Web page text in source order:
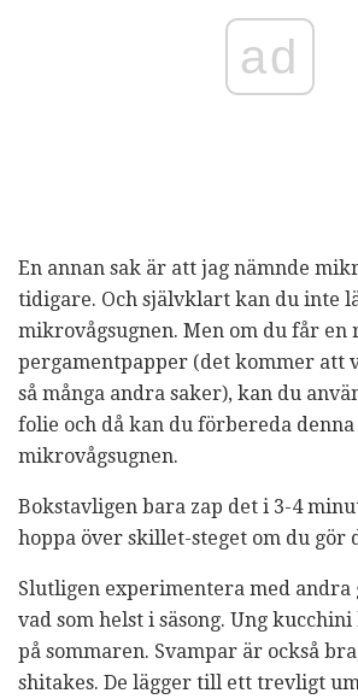
ad
En annan sak är att jag nämnde
tidigare. Och självklart kan du inte
mikrovågsugnen. Men om du får
pergamentpapper (det kommer att
så många andra saker), kan du
folie och då kan du förbereda
mikrovågsugnen.
Bokstavligen bara zap det i 3-4
hoppa över skillet-steget om du gör
Slutligen experimentera med andra
vad som helst i säsong. Ung
på sommaren. Svampar är också
shitakes. De lägger till ett trevligt